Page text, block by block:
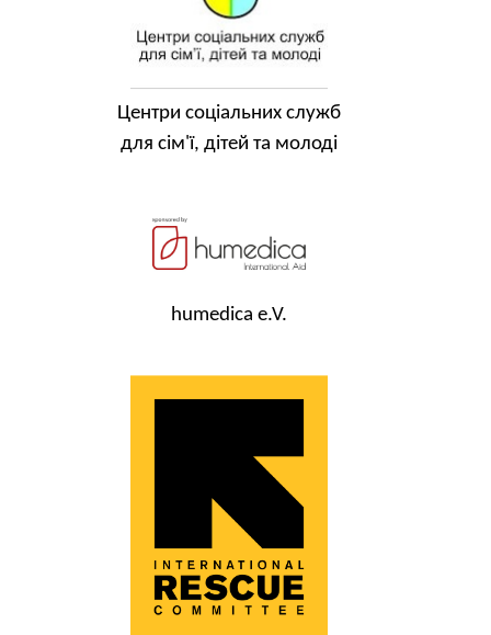
Центри соціальних служб
для сім'ї, дітей та молоді
humedica e.V.